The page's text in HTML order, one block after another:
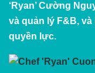
‘Ryan’ Cường
và quản lý F&B,
quyền lực.